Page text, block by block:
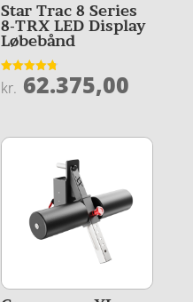
Star Trac 8 Series
8-TRX LED Display
Løbebånd
Vurderet
4.8
kr. 62.375,00